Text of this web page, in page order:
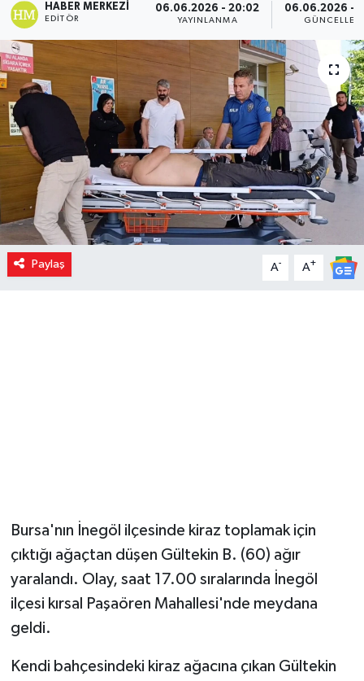
HABER MERKEZI
EDITÖR
06.06.2026 - 20:02
YAYINLANMA
06.06.2026 -
Paylaş A- A+
Bursa'nın İnegöl ilçesinde kiraz toplamak için
çıktığı ağaçtan düşen Gültekin B. (60) ağır
yaralandı. Olay, saat 17.00 sıralarında İnegöl
ilçesi kırsal Paşaören Mahallesi'nde meydana
geldi.
Kendi bahçesindeki kiraz ağacına çıkan Gültekin